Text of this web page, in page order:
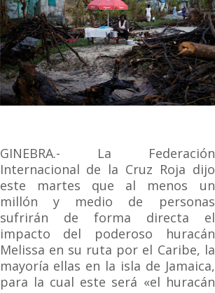
GINEBRA.- La Federación
Internacional de la Cruz Roja dijo
este martes que al menos un
millón y medio de personas
sufrirán de forma directa el
impacto del poderoso huracán
Melissa en su ruta por el Caribe, la
mayoría ellas en la isla de Jamaica,
para la cual este será «el huracán